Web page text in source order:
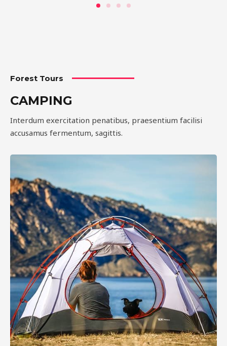
Forest Tours
CAMPING
Interdum exercitation penatibus, praesentium facilisi
accusamus fermentum, sagittis.